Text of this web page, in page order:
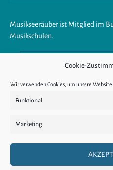
Cookie-
Wir verwenden Cookies, um unsere
Funktional
Marketing
Musikseeräuber ist Mitglied im
Musikschulen.